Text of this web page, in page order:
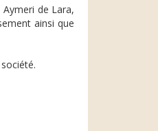
de Lara,
ainsi que